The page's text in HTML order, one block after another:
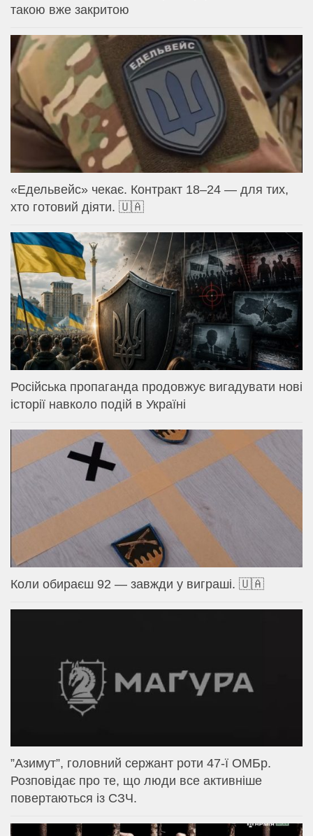
такою вже закритою
«Едельвейс» чекає. Контракт 18–24 — для тих,
хто готовий діяти. 🇺🇦
Російська пропаганда продовжує вигадувати нові
історії навколо подій в Україні
Коли обираєш 92 — завжди у виграші. 🇺🇦
⁨”Азимут”, головний сержант роти 47-ї ОМБр.
Розповідає про те, що люди все активніше
повертаються із СЗЧ.